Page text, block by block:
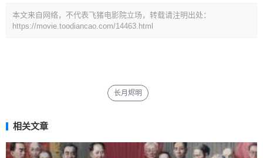
本文来自网络，不代表飞猪电影院立场，转载请注明出处：
https://movie.toodiancao.com/14463.html
长月烬明
相关文章